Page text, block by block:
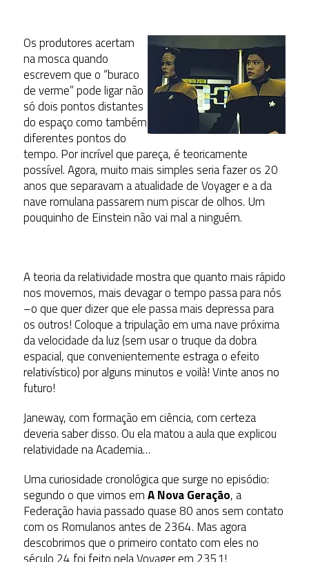
Os produtores acertam
na mosca quando
escrevem que o “buraco
de verme” pode ligar não
só dois pontos distantes
do espaço como também
diferentes pontos do
tempo. Por incrível que pareça, é teoricamente
possível. Agora, muito mais simples seria fazer os 20
anos que separavam a atualidade de Voyager e a da
nave romulana passarem num piscar de olhos. Um
pouquinho de Einstein não vai mal a ninguém.
A teoria da relatividade mostra que quanto mais rápido
nos movemos, mais devagar o tempo passa para nós
–o que quer dizer que ele passa mais depressa para
os outros! Coloque a tripulação em uma nave próxima
da velocidade da luz (sem usar o truque da dobra
espacial, que convenientemente estraga o efeito
relativístico) por alguns minutos e voilà! Vinte anos no
futuro!
Janeway, com formação em ciência, com certeza
deveria saber disso. Ou ela matou a aula que explicou
relatividade na Academia…
Uma curiosidade cronológica que surge no episódio:
segundo o que vimos emA Nova Geração, a
Federação havia passado quase 80 anos sem contato
com os Romulanos antes de 2364. Mas agora
descobrimos que o primeiro contato com eles no
século 24 foi feito pela Voyager em 2351!